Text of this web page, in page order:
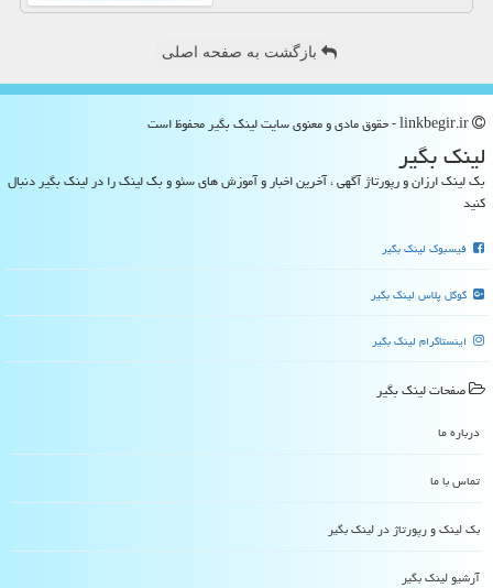
بازگشت به صفحه اصلی
لینك بگیر
بک لینک ارزان و رپورتاژ آگهی ، آخرین اخبار و آموزش های سئو و بک لینک را در لینک بگیر دنبال
کنید
فیسبوک لینک بگیر
گوگل پلاس لینک بگیر
اینستاگرام لینک بگیر
صفحات لینك بگیر
درباره ما
تماس با ما
بک لینک و رپورتاژ در لینك بگیر
آرشیو لینك بگیر